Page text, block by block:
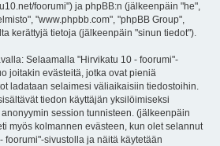
foorumi") ja phpBB:n (jälkeenpäin "he",
"www.phpbb.com", "phpBB Group",
kerättyjä tietoja (jälkeenpäin "sinun tiedot").
Selaamalla "Hirvikatu 10 - foorumi"-
joitakin evästeitä, jotka ovat pieniä
ladataan selaimesi väliaikaisiin tiedostoihin.
tiedon käyttäjän yksilöimiseksi
session tunnisteen. (jälkeenpäin
myös kolmannen evästeen, kun olet selannut
foorumi"-sivustolla ja näitä käytetään